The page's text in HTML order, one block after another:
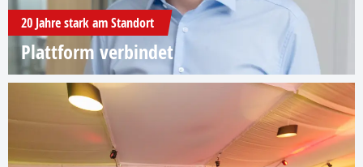
20 Jahre stark am Standort
Plattform verbindet